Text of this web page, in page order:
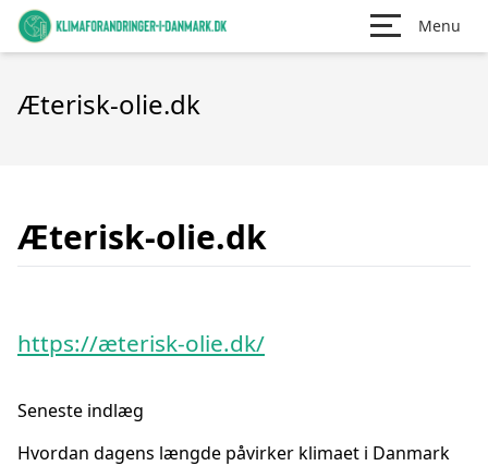
Menu
Æterisk-olie.dk
Æterisk-olie.dk
https://æterisk-olie.dk/
Seneste indlæg
Hvordan dagens længde påvirker klimaet i Danmark